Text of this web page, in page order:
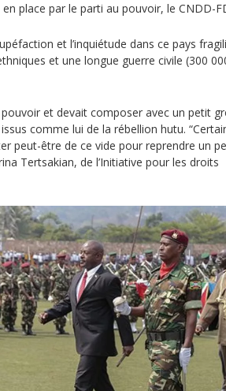
place par le parti au pouvoir, le CNDD-
et l’inquiétude dans ce pays
et une longue guerre civile (300
pouvoir et devait composer avec un petit
comme lui de la rébellion hutu.
peut-être de ce vide pour reprendre un
Tertsakian, de l’Initiative pour les droits